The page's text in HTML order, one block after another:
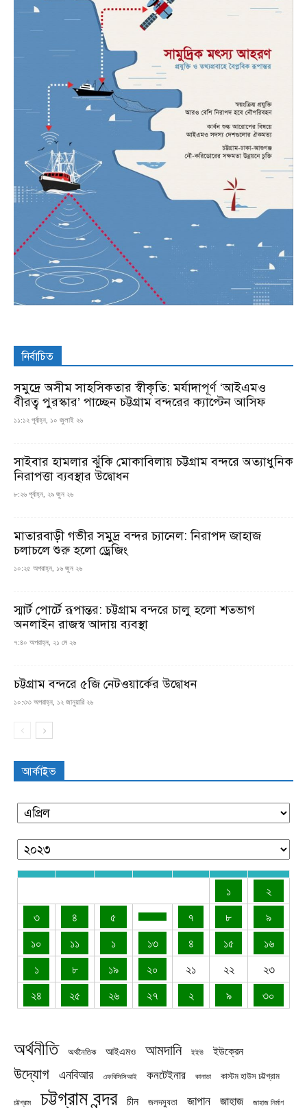
নির্বাচিত
সমুদ্রে অসীম সাহসিকতার স্বীকৃতি: মর্যাদাপূর্ণ ‘আইএমও
বীরত্ব পুরস্কার’ পাচ্ছেন চট্টগ্রাম বন্দরের ক্যাপ্টেন আসিফ
১১:১২ পূর্বাহ্ন, ১০ জুলাই ২৬
সাইবার হামলার ঝুঁকি মোকাবিলায় চট্টগ্রাম বন্দরে অত্যাধুনিক
নিরাপত্তা ব্যবস্থার উদ্বোধন
৮:২৬ পূর্বাহ্ন, ২৯ জুন ২৬
মাতারবাড়ী গভীর সমুদ্র বন্দর চ্যানেল: নিরাপদ জাহাজ
চলাচলে শুরু হলো ড্রেজিং
১০:২৫ অপরাহ্ন, ১৬ জুন ২৬
স্মার্ট পোর্টে রূপান্তর: চট্টগ্রাম বন্দরে চালু হলো শতভাগ
অনলাইন রাজস্ব আদায় ব্যবস্থা
৭:৪০ অপরাহ্ন, ২১ মে ২৬
চট্টগ্রাম বন্দরে ৫জি নেটওয়ার্কের উদ্বোধন
১০:৩৩ অপরাহ্ন, ১২ জানুয়ারি ২৬
আর্কাইভ
১
২
৩
৪ ৫ ৭ ৮
৯
১০
১১ ১ ১৩ ৪ ১৫
১৬
১
৮ ১৯ ২০ ২১ ২২
২৩
২৪
২৫ ২৬ ২৭ ২ ৯ ৩০
অর্থনীতি অর্থনৈতিক আইএমও আমদানি ইইউ ইউক্রেন
উদ্যোগ এনবিআর এফবিসিসিআই কনটেইনার কানাডা কাস্টম হাউস চট্টগ্রাম
চট্টগ্রাম চট্টগ্রাম বন্দর চীন জলদস্যুতা জাপান জাহাজ জাহাজ নির্মাণ